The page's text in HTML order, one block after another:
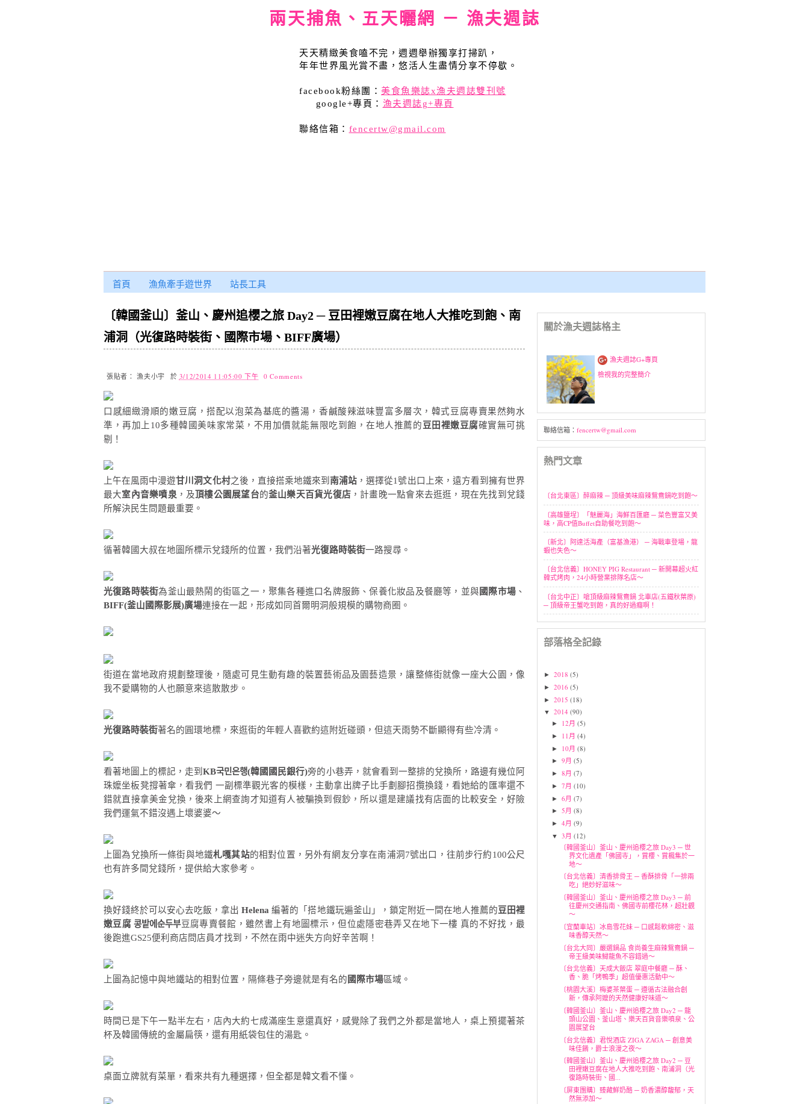
兩天捕魚、五天曬網 － 漁夫週誌
天天精緻美食嗑不完，週週舉辦獨享打掃趴，
年年世界風光賞不盡，悠活人生盡情分享不停歇。
facebook粉絲團： 美食魚樂誌x漁夫週誌雙刊號
google+專頁： 漁夫週誌g+專頁
聯絡信箱： fencertw@gmail.com
首頁 漁魚牽手遊世界 站長工具
〔韓國釜山〕釜山、慶州追櫻之旅 Day2 ─ 豆田裡嫩豆腐在地人大推吃到飽、南
浦洞（光復路時裝街、國際市場、BIFF廣場）
張貼者：漁夫小宇 於 3/12/2014 11:05:00 下午 0 Comments
口感細緻滑順的嫩豆腐，搭配以泡菜為基底的醬湯，香鹹酸辣滋味豐富多層次，韓式豆腐專賣果然夠水
準，再加上10多種韓國美味家常菜，不用加價就能無限吃到飽，在地人推薦的 豆田裡嫩豆腐確實無可挑
剔！
上午在風雨中漫遊甘川洞文化村之後，直接搭乘地鐵來到 南浦站 ，選擇從1號出口上來，遠方看到擁有世界
最大室內音樂噴泉 ，及 頂樓公園展望台的釜山樂天百貨光復店 ，計畫晚一點會來去逛逛，現在先找到兌錢
所解決民生問題最重要。
循著韓國大叔在地圖所標示兌錢所的位置，我們沿著光復路時裝街一路搜尋。
光復路時裝街為釜山最熱鬧的街區之一，聚集各種進口名牌服飾、保養化妝品及餐廳等，並與 國際市場 、
BIFF(釜山國際影展)廣場連接在一起，形成如同首爾明洞般規模的購物商圈。
街道在當地政府規劃整理後，隨處可見生動有趣的裝置藝術品及園藝造景，讓整條街就像一座大公園，像
我不愛購物的人也願意來這散散步。
光復路時裝街著名的圓環地標，來逛街的年輕人喜歡約這附近碰頭，但這天雨勢不斷顯得有些冷清。
看著地圖上的標記，走到KB국민은행(韓國國民銀行)旁的小巷弄，就會看到一整排的兌換所，路邊有幾位阿
珠嬤坐板凳撐著傘，看我們 一副標準觀光客的模樣，主動拿出牌子比手劃腳招攬換錢，看她給的匯率還不
錯就直接拿美金兌換，後來上網查詢才知道有人被騙換到假鈔，所以還是建議找有店面的比較安全，好險
我們運氣不錯沒遇上壞婆婆～
上圖為兌換所一條街與地鐵札嘎其站的相對位置，另外有網友分享在南浦洞7號出口，往前步行約100公尺
也有許多間兌錢所，提供給大家參考。
換好錢終於可以安心去吃飯，拿出Helena 編著的「搭地鐵玩遍釜山」，鎖定附近一間在地人推薦的豆田裡
嫩豆腐 콩밭에순두부豆腐專賣餐館，雖然書上有地圖標示，但位處隱密巷弄又在地下一樓 真的不好找，最
後跑進GS25便利商店問店員才找到，不然在雨中迷失方向好辛苦啊！
上圖為記憶中與地鐵站的相對位置，隔條巷子旁邊就是有名的 國際市場區域。
時間已是下午一點半左右，店內大約七成滿座生意還真好，感覺除了我們之外都是當地人，桌上預擺著茶
杯及韓國傳統的金屬扁筷，還有用紙袋包住的湯匙。
桌面立牌就有菜單，看來共有九種選擇，但全都是韓文看不懂。
關於漁夫週誌格主
漁夫週誌G+專頁
檢視我的完整簡介
聯絡信箱： fencertw@gmail.com
熱門文章
〔台北東區〕醉麻辣 ─ 頂級美味麻辣鴛鴦鍋吃到飽～
〔高雄鹽埕〕「魅麗海」海鮮百匯廳 ─ 菜色豐富又美
味，高CP值Buffet自助餐吃到飽～
〔新北〕阿達活海產（富基漁港） ─ 海戰車登場，龍
蝦也失色～
〔台北信義〕HONEY PIG Restaurant ─ 新開幕超火紅
韓式烤肉，24小時營業排隊名店～
〔台北中正〕嗆頂級麻辣鴛鴦鍋 北車店(五鐵秋葉原)
─ 頂級帝王蟹吃到飽，真的好過癮啊！
部落格全記錄
► 2018 (5)
► 2016 (5)
► 2015 (18)
▼ 2014 (90)
► 12月(5)
► 11月(4)
► 10月(8)
►9月(5)
►8月(7)
►7月(10)
►6月(7)
►5月(8)
►4月(9)
▼3月(12)
〔韓國釜山〕釜山、慶州追櫻之旅 Day3 ─ 世
界文化遺產「佛國寺」，賞櫻、賞楓集於一
地～
〔台北信義〕清香排骨王 ─ 香酥排骨「一排兩
吃」絕妙好滋味～
〔韓國釜山〕釜山、慶州追櫻之旅 Day3 ─ 前
往慶州交通指南、佛國寺前櫻花林，超壯觀
～
〔宜蘭車站〕冰島雪花妹 ─ 口感鬆軟綿密、滋
味香醇天然～
〔台北大同〕嚴選鍋品 食尚養生麻辣鴛鴦鍋 ─
帝王級美味鱘龍魚不容錯過～
〔台北信義〕天成大飯店 翠庭中餐廳 ─ 酥、
香、脆「烤鴨季」超值優惠活動中～
〔桃園大溪〕梅婆茶葉蛋 ─ 遵循古法融合創
新，傳承阿嬤的天然健康好味道～
〔韓國釜山〕釜山、慶州追櫻之旅 Day2 ─ 龍
頭山公園、釜山塔、樂天百貨音樂噴泉、公
園展望台
〔台北信義〕君悅酒店 ZIGA ZAGA ─ 創意美
味佳餚，爵士浪漫之夜～
〔韓國釜山〕釜山、慶州追櫻之旅 Day2 ─ 豆
田裡嫩豆腐在地人大推吃到飽、南浦洞（光
復路時裝街、國...
〔屏東團購〕臻藏鮮奶酪 ─ 奶香濃醇馥郁，天
然無添加～